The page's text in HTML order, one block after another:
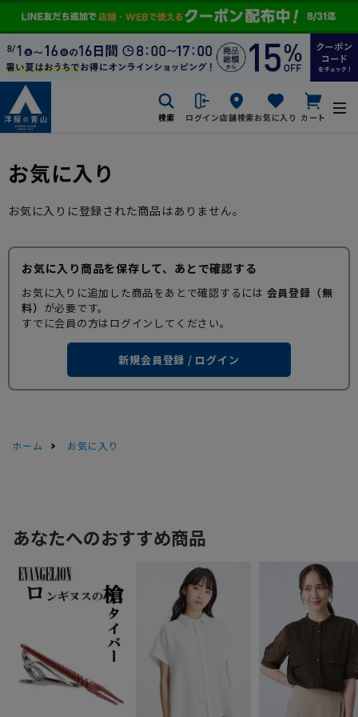
検索 ログイン店舗検索お気に入り カート
お気に入り
お気に入りに登録された商品はありません。
お気に入り商品を保存して、あとで確認する
お気に入りに追加した商品をあとで確認するには 会員登録（無
料） が必要です。
すでに会員の方はログインしてください。
新規会員登録 / ログイン
ホーム お気に入り